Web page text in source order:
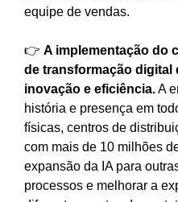
equipe de vendas.
👉 A implementação do
de transformação digital
inovação e eficiência.A
história e presença em
físicas, centros de
com mais de 10 milhões
expansão da IA para
processos e melhorar a